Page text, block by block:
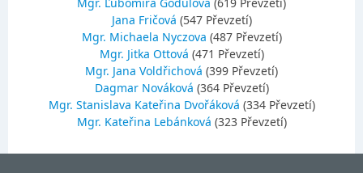
Jana Fričová (547 Převzetí)
Mgr. Michaela Nyczova (487 Převzetí)
Mgr. Jitka Ottová (471 Převzetí)
Mgr. Jana Voldřichová (399 Převzetí)
Dagmar Nováková (364 Převzetí)
Mgr. Stanislava Kateřina Dvořáková (334 Převzetí)
Mgr. Kateřina Lebánková (323 Převzetí)